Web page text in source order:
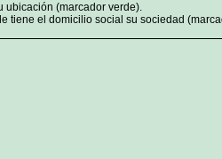
ubicación (marcador verde).
tiene el domicilio social su sociedad